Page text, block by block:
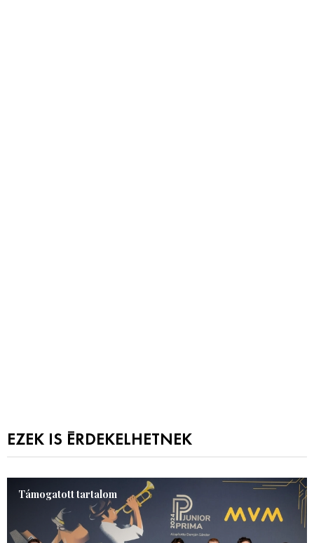
EZEK IS ÉRDEKELHETNEK
Támogatott tartalom